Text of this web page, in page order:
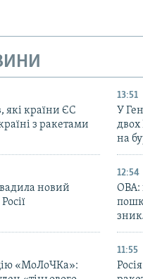
які країни ЄС
з ракетами
13:51
У
двох
на
новий
12:54
ОВА:
«МоЛоЧКа»:
11:55